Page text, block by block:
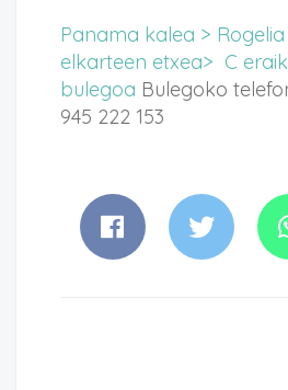
Panama kalea >
elkarteen etxea> C
bulegoa Bulegoko
945 222 153